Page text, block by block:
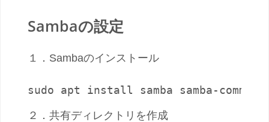
Sambaの設定
１．Sambaのインストール
sudo apt install samba samba-
２．共有ディレクトリを作成